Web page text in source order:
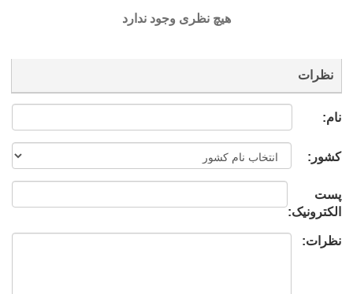
هیچ نظری وجود ندارد
نظرات
نام:
کشور:
پست
الکترونیک:
نظرات: